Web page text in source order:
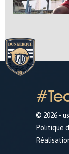
© 2026 -
Politique